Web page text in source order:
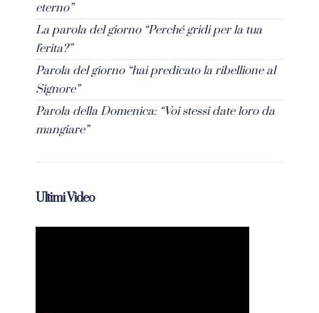
eterno”
La parola del giorno “Perché gridi per la tua
ferita?”
Parola del giorno “hai predicato la ribellione al
Signore”
Parola della Domenica: “Voi stessi date loro da
mangiare”
Ultimi Video